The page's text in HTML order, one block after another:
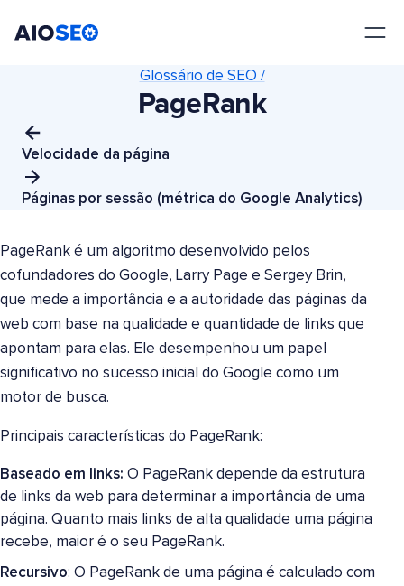
Velocidade da página
Glossário de SEO /
PageRank
Páginas por sessão (métrica do Google Analytics)
PageRank é um algoritmo desenvolvido pelos
cofundadores do Google, Larry Page e Sergey Brin,
que mede a importância e a autoridade das páginas da
web com base na qualidade e quantidade de links que
apontam para elas. Ele desempenhou um papel
significativo no sucesso inicial do Google como um
motor de busca.
Principais características do PageRank:
Baseado em links: O PageRank depende da estrutura
de links da web para determinar a importância de uma
página. Quanto mais links de alta qualidade uma página
recebe, maior é o seu PageRank.
Recursivo: O PageRank de uma página é calculado com